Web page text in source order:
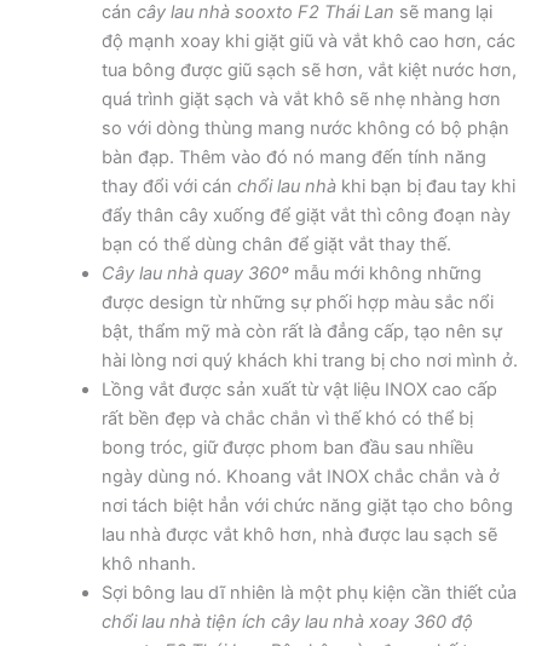
cán cây lau nhà sooxto F2 Thái Lan sẽ mang lại
độ mạnh xoay khi giặt giũ và vắt khô cao hơn, các
tua bông được giũ sạch sẽ hơn, vắt kiệt nước hơn,
quá trình giặt sạch và vắt khô sẽ nhẹ nhàng hơn
so với dòng thùng mang nước không có bộ phận
bàn đạp. Thêm vào đó nó mang đến tính năng
thay đổi với cán chổi lau nhàkhi bạn bị đau tay khi
đẩy thân cây xuống để giặt vắt thì công đoạn này
bạn có thể dùng chân để giặt vắt thay thế.
Cây lau nhà quay 360ºmẫu mới không những
được design từ những sự phối hợp màu sắc nổi
bật, thẩm mỹ mà còn rất là đẳng cấp, tạo nên sự
hài lòng nơi quý khách khi trang bị cho nơi mình ở.
Lồng vắt được sản xuất từ vật liệu INOX cao cấp
rất bền đẹp và chắc chắn vì thế khó có thể bị
bong tróc, giữ được phom ban đầu sau nhiều
ngày dùng nó. Khoang vắt INOX chắc chắn và ở
nơi tách biệt hẳn với chức năng giặt tạo cho bông
lau nhà được vắt khô hơn, nhà được lau sạch sẽ
khô nhanh.
Sợi bông lau dĩ nhiên là một phụ kiện cần thiết của
chổi lau nhà tiện ích cây lau nhà xoay 360 độ